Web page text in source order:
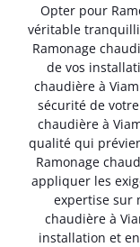
Opter pour
véritable
Ramonage
de vos
chaudière à
sécurité de
chaudière à
qualité qui
Ramonage
appliquer les
expertise sur
chaudière à
installation et